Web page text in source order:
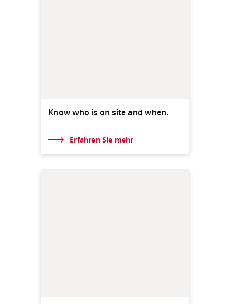
Know who is on site and when.
Erfahren Sie mehr